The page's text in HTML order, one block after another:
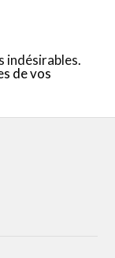
indésirables.
de vos